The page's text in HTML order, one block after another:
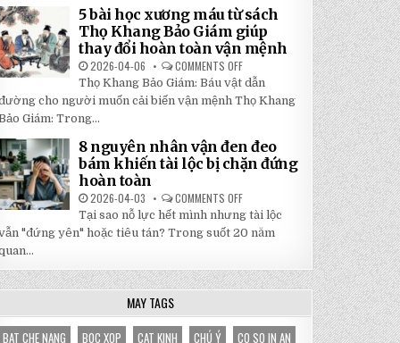
ĐỘNG
3X3M
LÀ
LỰA
CHỌN
HOÀN
HẢO
CHO
GIAN
HÀNG
5 bài học xương máu từ sách
Thọ Khang Bảo Giám giúp
thay đổi hoàn toàn vận mệnh
2026-04-06 COMMENTS OFF
5
BÀI
HỌC
XƯƠNG
SÁCH
THỌ
KHANG
BẢO
ĐỔI
HOÀN
TOÀN
Thọ Khang Bảo Giám: Báu vật dẫn
cho người muốn cải biến vận mệnh Thọ Khang
Giám: Trong...
8 nguyên nhân vận đen đeo
bám khiến tài lộc bị chặn đứng
hoàn toàn
2026-04-03 COMMENTS OFF
NGUYÊN
NHÂN
VẬN
BÁM
KHIẾN
TÀI
BỊ
CHẶN
ĐỨNG
Tại sao nỗ lực hết mình nhưng tài lộc
"đứng yên" hoặc tiêu tán? Trong suốt 20 năm
MAY TAGS
BAT CHE NANG BOC XOP CAT KINH CHÚ Ý
CO SO IN AN